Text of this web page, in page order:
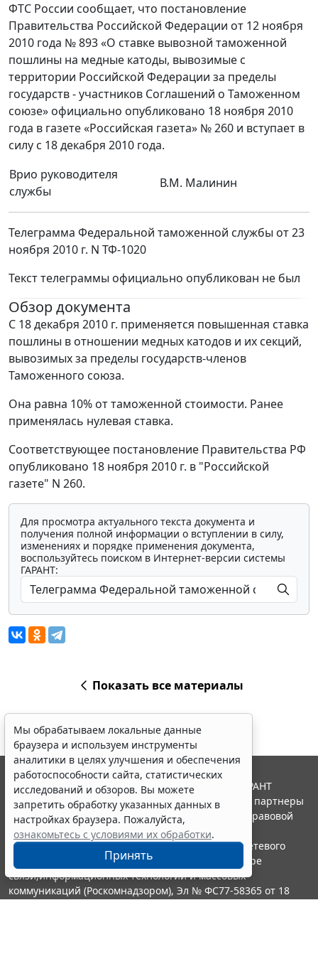
ФТС России сообщает, что постановление
Правительства Российской Федерации от 12 ноября
2010 года № 893 «О ставке вывозной таможенной
пошлины на медные катоды, вывозимые с
территории Российской Федерации за пределы
государств - участников Соглашений о Таможенном
союзе» официально опубликовано 18 ноября 2010
года в газете «Российская газета» № 260 и вступает в
силу с 18 декабря 2010 года.
Врио руководителя
службы
В.М. Малинин
Телеграмма Федеральной таможенной службы от 23
ноября 2010 г. N ТФ-1020
Текст телеграммы официально опубликован не был
Обзор документа
С 18 декабря 2010 г. применяется повышенная ставка
пошлины в отношении медных катодов и их секций,
вывозимых за пределы государств-членов
Таможенного союза.
Она равна 10% от таможенной стоимости. Ранее
применялась нулевая ставка.
Соответствующее постановление Правительства РФ
опубликовано 18 ноября 2010 г. в "Российской
газете" N 260.
Для просмотра актуального текста документа и
получения полной информации о вступлении в силу,
изменениях и порядке применения документа,
воспользуйтесь поиском в Интернет-версии системы
ГАРАНТ:
Показать все материалы
Мы обрабатываем локальные данные
браузера и используем инструменты
аналитики в целях улучшения и обеспечения
работоспособности сайта, статистических
исследований и обзоров. Вы можете
запретить обработку указанных данных в
настройках браузера. Пожалуйста,
ознакомьтесь с условиями их обработки.
Принять
© ООО "НПП "ГАРАНТ-СЕРВИС", 2026. Система ГАРАНТ
выпускается с 1990 года. Компания "Гарант" и ее партнеры
являются участниками Российской ассоциации правовой
информации ГАРАНТ.
Портал ГАРАНТ.РУ зарегистрирован в качестве сетевого
издания Федеральной службой по надзору в сфере
связи,информационных технологий и массовых
коммуникаций (Роскомнадзором), Эл № ФС77-58365 от 18